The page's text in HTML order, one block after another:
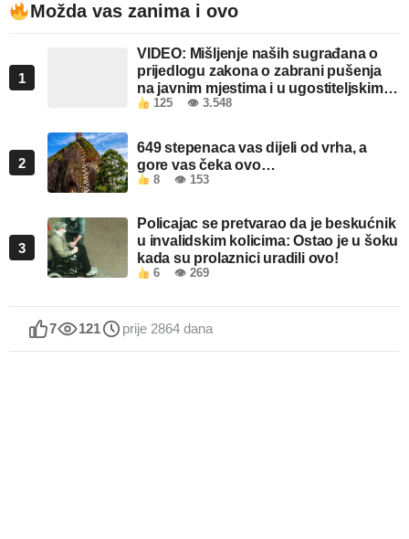
Možda vas zanima i ovo
1
VIDEO: Mišljenje naših sugrađana o
prijedlogu zakona o zabrani pušenja
na javnim mjestima i u ugostiteljskim
objektima u FBiH
125 👁 3.548
2
649 stepenaca vas dijeli od vrha, a
gore vas čeka ovo…
8 👁 153
3
Policajac se pretvarao da je beskućnik
u invalidskim kolicima: Ostao je u šoku
kada su prolaznici uradili ovo!
6 👁 269
7 121 prije 2864 dana